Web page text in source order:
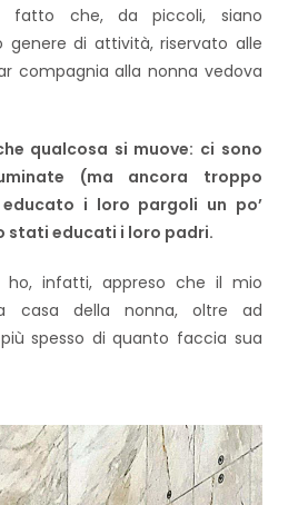
fatto che, da piccoli, siano
genere di attività, riservato alle
compagnia alla nonna vedova
qualcosa si muove: ci sono
(ma ancora troppo
i loro pargoli un po’
stati educati i loro padri.
ho, infatti, appreso che il mio
casa della nonna, oltre ad
spesso di quanto faccia sua